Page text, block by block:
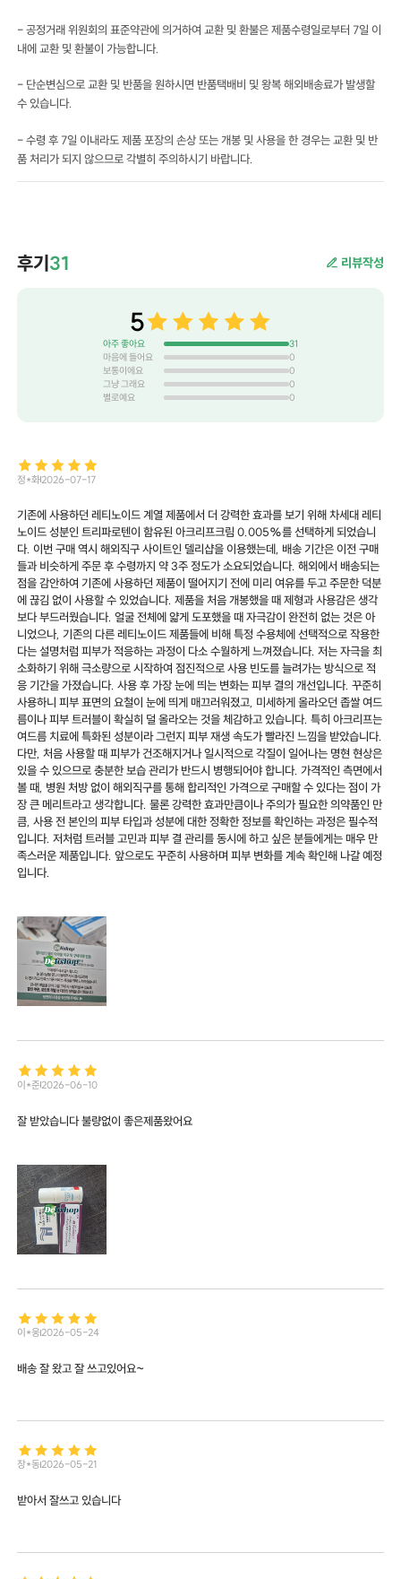
- 공정거래 위원회의 표준약관에 의거하여 교환 및 환불은 제품수령일로부터 7일 이
내에 교환 및 환불이 가능합니다.
- 단순변심으로 교환 및 반품을 원하시면 반품택배비 및 왕복 해외배송료가 발생할
수 있습니다.
- 수령 후 7일 이내라도 제품 포장의 손상 또는 개봉 및 사용을 한 경우는 교환 및 반
품 처리가 되지 않으므로 각별히 주의하시기 바랍니다.
후기31 리뷰작성
5
아주 좋아요
31
마음에 들어요
0
보통이에요
0
그냥 그래요
0
별로예요
0
정*화2026-07-17
기존에 사용하던 레티노이드 계열 제품에서 더 강력한 효과를 보기 위해 차세대 레티
노이드 성분인 트리파로텐이 함유된 아크리프크림 0.005%를 선택하게 되었습니
다. 이번 구매 역시 해외직구 사이트인 델리샵을 이용했는데, 배송 기간은 이전 구매
들과 비슷하게 주문 후 수령까지 약 3주 정도가 소요되었습니다. 해외에서 배송되는
점을 감안하여 기존에 사용하던 제품이 떨어지기 전에 미리 여유를 두고 주문한 덕분
에 끊김 없이 사용할 수 있었습니다. ​제품을 처음 개봉했을 때 제형과 사용감은 생각
보다 부드러웠습니다. 얼굴 전체에 얇게 도포했을 때 자극감이 완전히 없는 것은 아
니었으나, 기존의 다른 레티노이드 제품들에 비해 특정 수용체에 선택적으로 작용한
다는 설명처럼 피부가 적응하는 과정이 다소 수월하게 느껴졌습니다. 저는 자극을 최
소화하기 위해 극소량으로 시작하여 점진적으로 사용 빈도를 늘려가는 방식으로 적
응 기간을 가졌습니다. ​사용 후 가장 눈에 띄는 변화는 피부 결의 개선입니다. 꾸준히
사용하니 피부 표면의 요철이 눈에 띄게 매끄러워졌고, 미세하게 올라오던 좁쌀 여드
름이나 피부 트러블이 확실히 덜 올라오는 것을 체감하고 있습니다. 특히 아크리프는
여드름 치료에 특화된 성분이라 그런지 피부 재생 속도가 빨라진 느낌을 받았습니다.
다만, 처음 사용할 때 피부가 건조해지거나 일시적으로 각질이 일어나는 명현 현상은
있을 수 있으므로 충분한 보습 관리가 반드시 병행되어야 합니다. ​가격적인 측면에서
볼 때, 병원 처방 없이 해외직구를 통해 합리적인 가격으로 구매할 수 있다는 점이 가
장 큰 메리트라고 생각합니다. 물론 강력한 효과만큼이나 주의가 필요한 의약품인 만
큼, 사용 전 본인의 피부 타입과 성분에 대한 정확한 정보를 확인하는 과정은 필수적
입니다. 저처럼 트러블 고민과 피부 결 관리를 동시에 하고 싶은 분들에게는 매우 만
족스러운 제품입니다. 앞으로도 꾸준히 사용하며 피부 변화를 계속 확인해 나갈 예정
입니다.
이*준2026-06-10
잘 받았습니다 불량없이 좋은제품왔어요
이*웅2026-05-24
배송 잘 왔고 잘 쓰고있어요~
장*동2026-05-21
받아서 잘쓰고 있습니다